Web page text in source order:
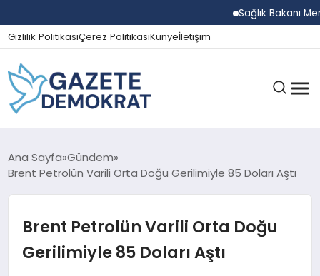
Sağlık Bakanı
Gizlilik PolitikasıÇerez PolitikasıKünyeİletişim
GÜNDEM
SPOR
Ana Sayfa Gündem
Brent Petrolün Varili Orta Doğu Gerilimiyle 85 Doları Aştı
Brent Petrolün Varili Orta Doğu
Gerilimiyle 85 Doları Aştı